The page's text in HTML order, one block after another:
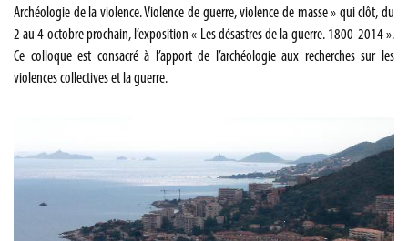
Archéologie de la violence. Violence de guerre, violence de masse » qui clôt, du
2 au 4 octobre prochain, l’exposition « Les désastres de la guerre. 1800-2014 ».
Ce colloque est consacré à l’apport de l’archéologie aux recherches sur les
violences collectives et la guerre.